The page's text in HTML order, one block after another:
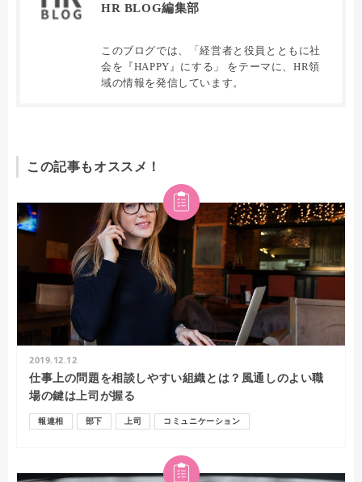
HR BLOG編集部
このブログでは、「経営者と役員とともに社
会を『HAPPY』にする」 をテーマに、HR領
域の情報を発信しています。
この記事もオススメ！
2019.12.12
仕事上の問題を相談しやすい組織とは？風通しのよい職
場の鍵は上司が握る
報連相 部下 上司 コミュニケーション